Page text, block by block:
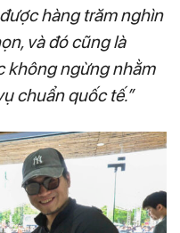
hàng trăm nghìn
và đó cũng là
không ngừng nhằm
chuẩn quốc tế.”